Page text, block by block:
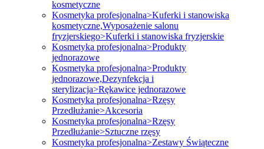
kosmetyczne
Kosmetyka profesjonalna>Kuferki i stanowiska
kosmetyczne,Wyposażenie salonu
fryzjerskiego>Kuferki i stanowiska fryzjerskie
Kosmetyka profesjonalna>Produkty
jednorazowe
Kosmetyka profesjonalna>Produkty
jednorazowe,Dezynfekcja i
sterylizacja>Rękawice jednorazowe
Kosmetyka profesjonalna>Rzęsy
Przedłużanie>Akcesoria
Kosmetyka profesjonalna>Rzęsy
Przedłużanie>Sztuczne rzęsy
Kosmetyka profesjonalna>Zestawy Świąteczne